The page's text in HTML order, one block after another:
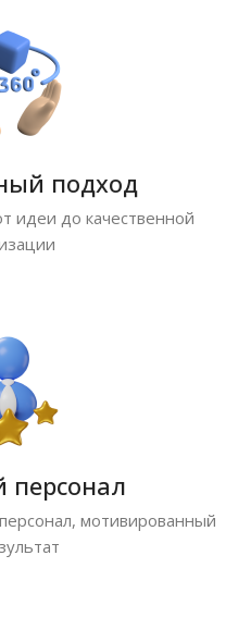
подход
идеи до качественной
мотивированный